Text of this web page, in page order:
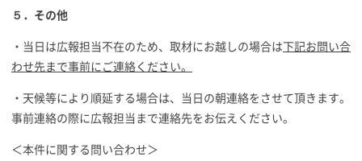
５．その他
・当日は広報担当不在のため、取材にお越しの場合は下記お問い合
わせ先まで事前にご連絡ください。
・天候等により順延する場合は、当日の朝連絡をさせて頂きます。
事前連絡の際に広報担当まで連絡先をお伝えください。
＜本件に関する問い合わせ＞